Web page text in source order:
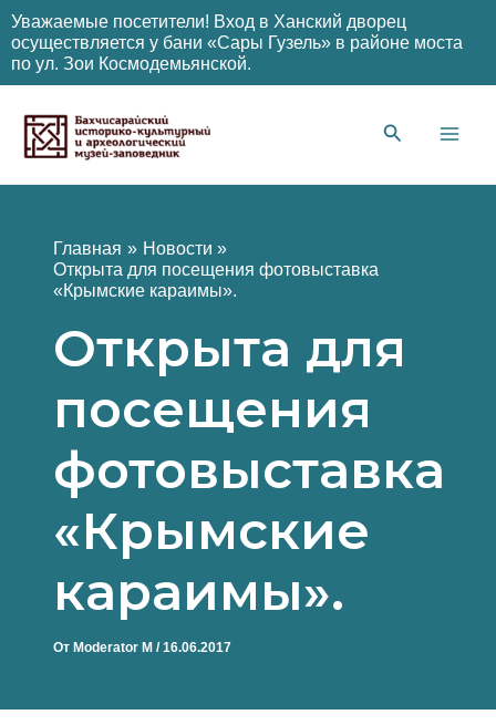
Уважаемые посетители! Вход в Ханский дворец
осуществляется у бани «Сары Гузель» в районе моста
по ул. Зои Космодемьянской.
содержимому
Главная
Новости
Открыта для посещения фотовыставка
«Крымские караимы».
Открыта для
посещения
фотовыставка
«Крымские
караимы».
От Moderator M /16.06.2017